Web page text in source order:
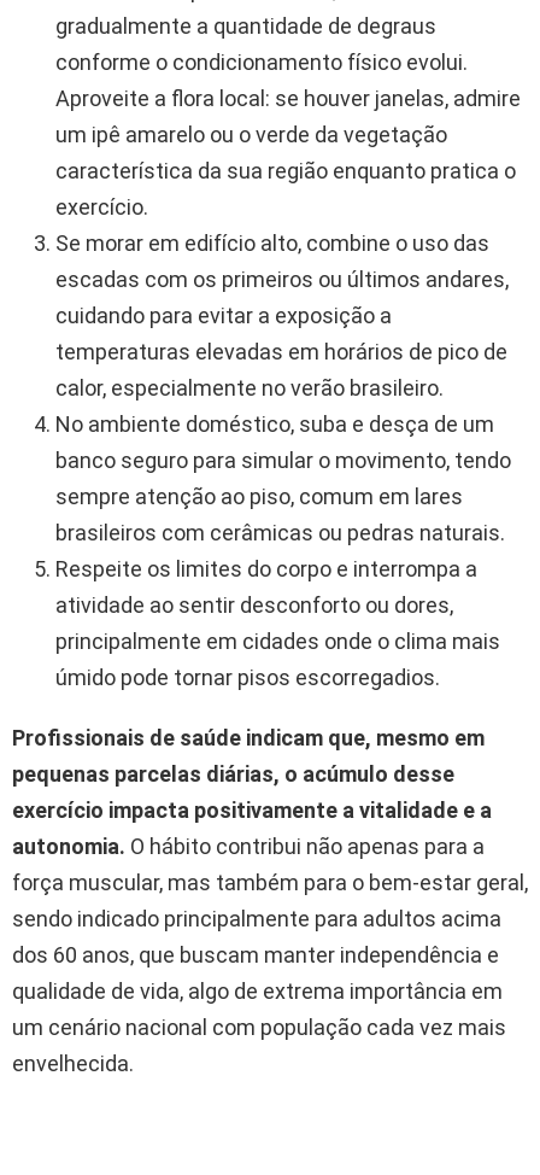
gradualmente a quantidade de degraus
conforme o condicionamento físico evolui.
Aproveite a flora local: se houver janelas, admire
um ipê amarelo ou o verde da vegetação
característica da sua região enquanto pratica o
exercício.
Se morar em edifício alto, combine o uso das
escadas com os primeiros ou últimos andares,
cuidando para evitar a exposição a
temperaturas elevadas em horários de pico de
calor, especialmente no verão brasileiro.
No ambiente doméstico, suba e desça de um
banco seguro para simular o movimento, tendo
sempre atenção ao piso, comum em lares
brasileiros com cerâmicas ou pedras naturais.
Respeite os limites do corpo e interrompa a
atividade ao sentir desconforto ou dores,
principalmente em cidades onde o clima mais
úmido pode tornar pisos escorregadios.
Profissionais de saúde indicam que, mesmo em
pequenas parcelas diárias, o acúmulo desse
exercício impacta positivamente a vitalidade e a
autonomia. O hábito contribui não apenas para a
força muscular, mas também para o bem-estar geral,
sendo indicado principalmente para adultos acima
dos 60 anos, que buscam manter independência e
qualidade de vida, algo de extrema importância em
um cenário nacional com população cada vez mais
envelhecida.